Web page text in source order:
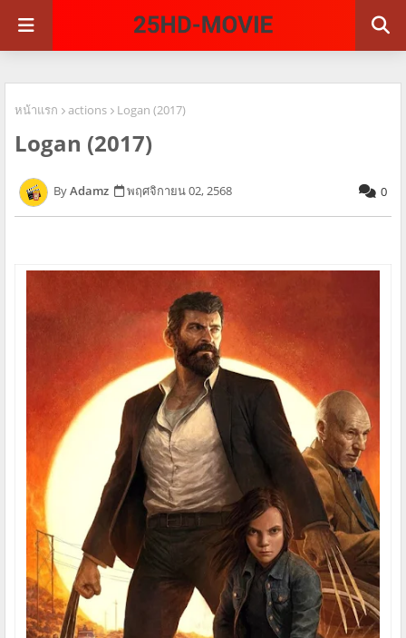
หน้าแรก actions Logan (2017)
Logan (2017)
Adamz พฤศจิกายน 02, 2568 0